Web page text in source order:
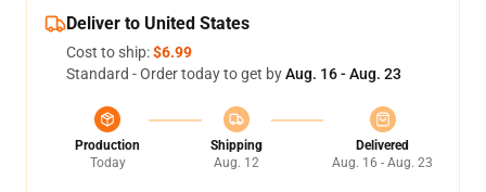
Deliver to United States
Cost to ship:$6.99
Standard - Order today to get byAug. 16 - Aug. 23
Production
Today
Shipping
Aug. 12
Delivered
Aug. 16 - Aug. 23